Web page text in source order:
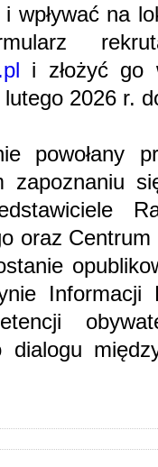
wpływać na
i złożyć go
2026 r.
powołany
zapoznaniu
oraz
Informacji
dialogu